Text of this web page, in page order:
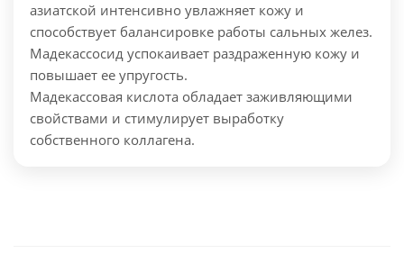
азиатской интенсивно увлажняет кожу и
способствует балансировке работы сальных желез.
Мадекассосид успокаивает раздраженную кожу и
повышает ее упругость.
Мадекассовая кислота обладает заживляющими
свойствами и стимулирует выработку
собственного коллагена.